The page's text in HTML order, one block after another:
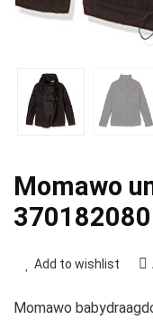
Momawo
Add to wishlist
Momawo